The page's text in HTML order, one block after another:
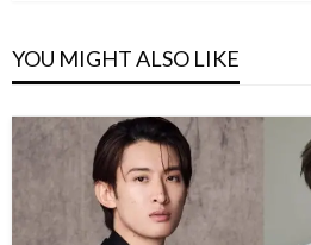
YOU MIGHT ALSO LIKE